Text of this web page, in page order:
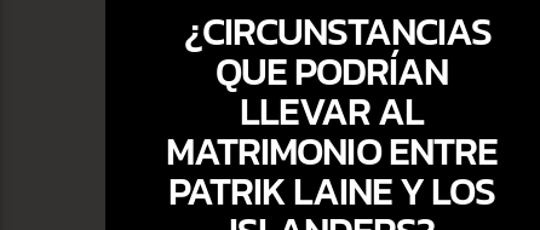
¿CIRCUNSTANCIAS
QUE PODRÍAN
LLEVAR AL
MATRIMONIO ENTRE
PATRIK LAINE Y LOS